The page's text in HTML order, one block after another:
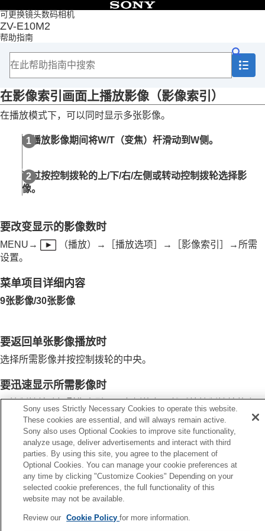
可更换镜头数码相机
ZV-E10M2
帮助指南
目录
首页
如何使用“帮助指南”
检查相机和附件
基本操作
准备相机/基本拍摄操作
从MENU查找功能
自定义相机
本章节的内容
观看影像
播放筛选条件
影像顺序
以组显示
显示指定时日的影像
设定如何在影像之间跳转
裁切
从动态影像中抽取静止影像
删除影像
改变相机设置
在智能手机上可用的功能
使用电脑
使用云服务
如果遇到问题
在影像索引画面上播放影像（影像索引 ）
在播放模式下，可以同时显示多张影像。
在播放影像期间将W/T（变焦）杆滑动到W侧。
通过按控制拨轮的上/下/右/左侧或转动控制拨轮选择影
像。
要改变显示的影像数时
MENU → （播放）→ ［播放选项］ → ［影像索引］
→所需
设置。
菜单项目详细内容
9张影像/30张影像
要返回单张影像播放时
选择所需影像并按控制拨轮的中央。
要迅速显示所需影像时
用控制拨轮选择影像索引画面左侧的条，然后按控制拨轮的上/
下侧。当选择了条时，可通过按中央显示日历画面或文件夹选择
画面。
播放速度
Sony uses Strictly Necessary Cookies to operate this website.
These cookies are essential, and will always remain active.
Sony also uses Optional Cookies to improve site functionality,
analyze usage, deliver advertisements and interact with third
parties. By using this site, you agree to the placement of
Optional Cookies. You can manage your cookie preferences at
any time by clicking "Customize Cookies" Depending on your
selected cookie preferences, the full functionality of this
website may not be available.
Review our Cookie Policyfor more information.